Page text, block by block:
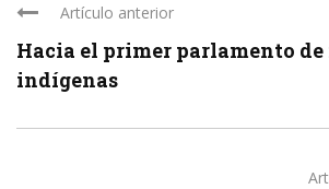
Artículo anterior
Hacia el primer parlamento de
indígenas